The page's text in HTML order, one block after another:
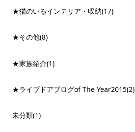
★猫のいるインテリア・収納(17)
★その他(8)
★家族紹介(1)
★ライブドアブログof The Year2015(2)
未分類(1)